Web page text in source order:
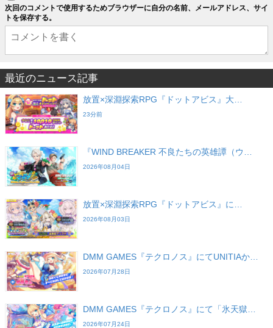
次回のコメントで使用するためブラウザーに自分の名前、メールアドレス、サイ
トを保存する。
最近のニュース記事
放置×深淵探索RPG『ドットアビス』大…
23分前
『WIND BREAKER 不良たちの英雄譚（ウ…
2026年08月04日
放置×深淵探索RPG『ドットアビス』に…
2026年08月03日
DMM GAMES『テクロノス』にてUNITIAか…
2026年07月28日
DMM GAMES『テクロノス』にて「氷天獄…
2026年07月24日